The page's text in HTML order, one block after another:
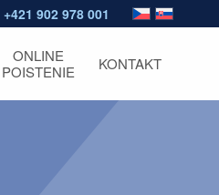
+421 902 978 001
ONLINE
POISTENIE
KONTAKT